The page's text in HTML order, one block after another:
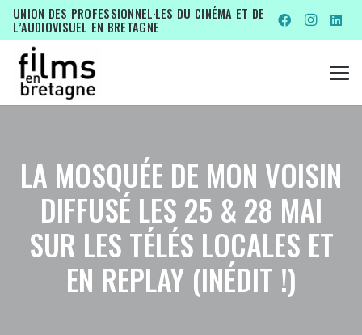
UNION DES PROFESSIONNEL·LES DU CINÉMA ET DE
L’AUDIOVISUEL EN BRETAGNE
LA MOSQUÉE DE MON VOISIN
DIFFUSÉ LES 25 & 28 MAI
SUR LES TÉLÉS LOCALES ET
EN REPLAY (INÉDIT !)